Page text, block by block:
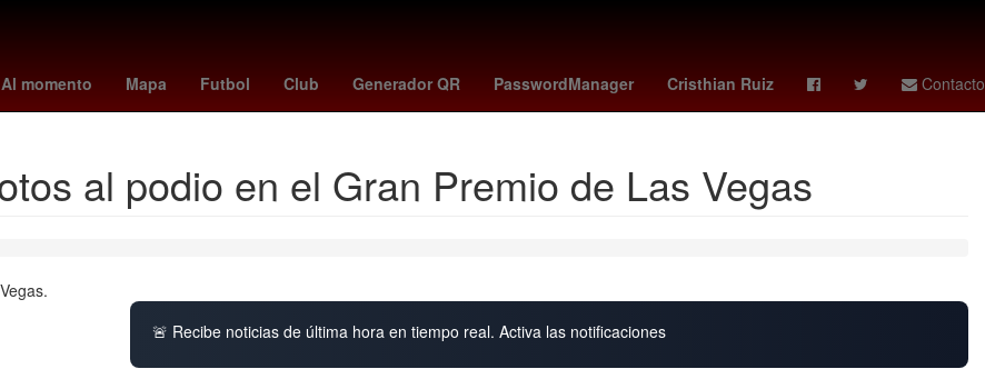
Al momento Mapa Futbol Club Generador QR PasswordManager Cristhian Ruiz Contacto
2024 Derecho Aguascalientes Senador Nueva York G7 paises 27 de marzo
al podio en el Gran Premio de Las Vegas
🚨 Recibe noticias de última hora en tiempo real. Activa las notificaciones